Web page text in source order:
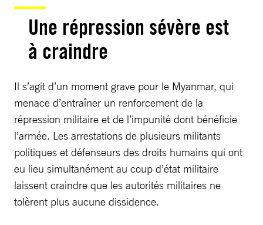
Une répression sévère est
à craindre
Il s’agit d’un moment grave pour le Myanmar, qui
menace d’entraîner un renforcement de la
répression militaire et de l’impunité dont bénéficie
l’armée. Les arrestations de plusieurs militants
politiques et défenseurs des droits humains qui ont
eu lieu simultanément au coup d’état militaire
laissent craindre que les autorités militaires ne
tolèrent plus aucune dissidence.